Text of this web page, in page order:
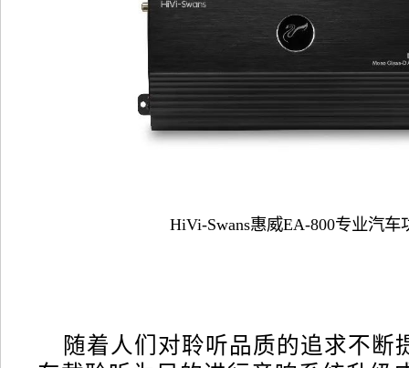
HiVi-Swans惠威EA-800专业汽车
随着人们对聆听品质的追求不断